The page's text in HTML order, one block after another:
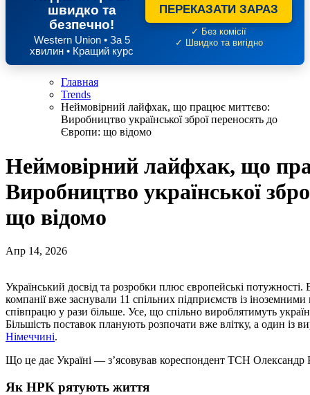
швидко та
безпечно!
Western Union • За 5
хвилин • Кращий курс
ПЕРЕКАЗАТИ ЗАРАЗ
✓ Без комісії
✓ Швидко та вигідно
Главная
Trends
Неймовірний лайфхак, що працює миттєво:
Виробництво української зброї переносять до
Європи: що відомо
Неймовірний лайфхак, що
Виробництво української
що відомо
Апр 14, 2026
Український досвід та розробки плюс європейські потужності. В межах ініціативи «Build with Ukraine» наші оборонні
компанії вже заснували 11 спільних підприємств із
співпрацю у рази більше. Усе, що спільно вироблятимуть
Більшість поставок планують розпочати вже влітку, а один із
Німеччині.
Що це дає Україні — з’ясовував кореспондент ТСН
Як НРК рятують життя